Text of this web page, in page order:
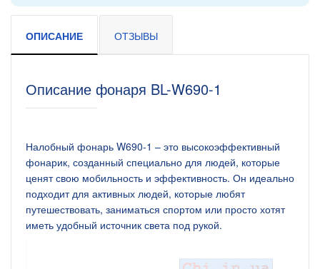
ОПИСАНИЕ ОТЗЫВЫ
Описание фонаря BL-W690-1
Налобный фонарь W690-1 – это высокоэффективный
фонарик, созданный специально для людей, которые
ценят свою мобильность и эффективность. Он идеально
подходит для активных людей, которые любят
путешествовать, заниматься спортом или просто хотят
иметь удобный источник света под рукой.